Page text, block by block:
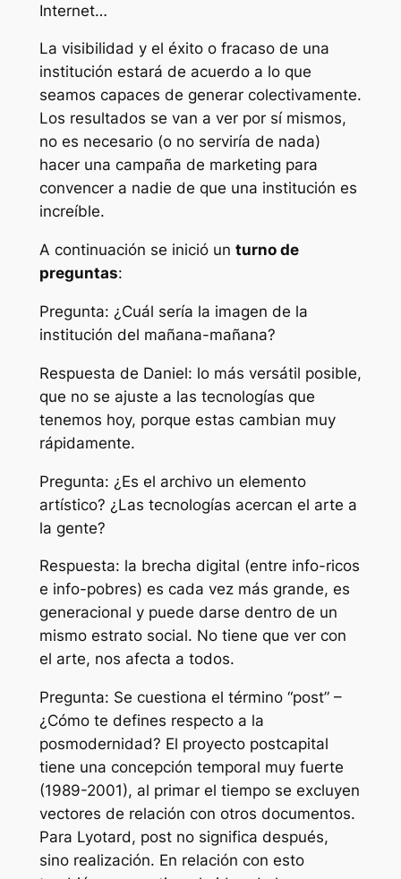
Internet…
La visibilidad y el éxito o fracaso de una
institución estará de acuerdo a lo que
seamos capaces de generar colectivamente.
Los resultados se van a ver por sí mismos,
no es necesario (o no serviría de nada)
hacer una campaña de marketing para
convencer a nadie de que una institución es
increíble.
A continuación se inició un turno de
preguntas:
Pregunta: ¿Cuál sería la imagen de la
institución del mañana-mañana?
Respuesta de Daniel: lo más versátil posible,
que no se ajuste a las tecnologías que
tenemos hoy, porque estas cambian muy
rápidamente.
Pregunta: ¿Es el archivo un elemento
artístico? ¿Las tecnologías acercan el arte a
la gente?
Respuesta: la brecha digital (entre info-ricos
e info-pobres) es cada vez más grande, es
generacional y puede darse dentro de un
mismo estrato social. No tiene que ver con
el arte, nos afecta a todos.
Pregunta: Se cuestiona el término “post” –
¿Cómo te defines respecto a la
posmodernidad? El proyecto postcapital
tiene una concepción temporal muy fuerte
(1989-2001), al primar el tiempo se excluyen
vectores de relación con otros documentos.
Para Lyotard, post no significa después,
sino realización. En relación con esto